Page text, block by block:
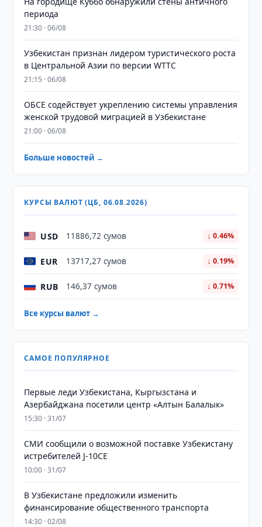
периода
21:30 · 06/08
Узбекистан признан лидером туристического роста
в Центральной Азии по версии WTTC
21:15 · 06/08
ОБСЕ содействует укреплению системы управления
женской трудовой миграцией в Узбекистане
21:00 · 06/08
Больше новостей →
КУРСЫ ВАЛЮТ (ЦБ, 06.08.2026)
USD 11886,72 сумов ↓ 0.46%
EUR 13717,27 сумов ↓ 0.19%
RUB 146,37 сумов ↓ 0.71%
Все курсы валют →
САМОЕ ПОПУЛЯРНОЕ
Первые леди Узбекистана, Кыргызстана и
Азербайджана посетили центр «Алтын Балалык»
15:30 · 31/07
СМИ сообщили о возможной поставке Узбекистану
истребителей J-10CE
10:00 · 31/07
В Узбекистане предложили изменить
финансирование общественного транспорта
14:30 · 02/08